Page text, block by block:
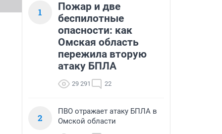
1
Пожар и две
беспилотные
опасности: как
Омская область
пережила вторую
атаку БПЛА
29 291 22
2
ПВО отражает атаку БПЛА в
Омской области